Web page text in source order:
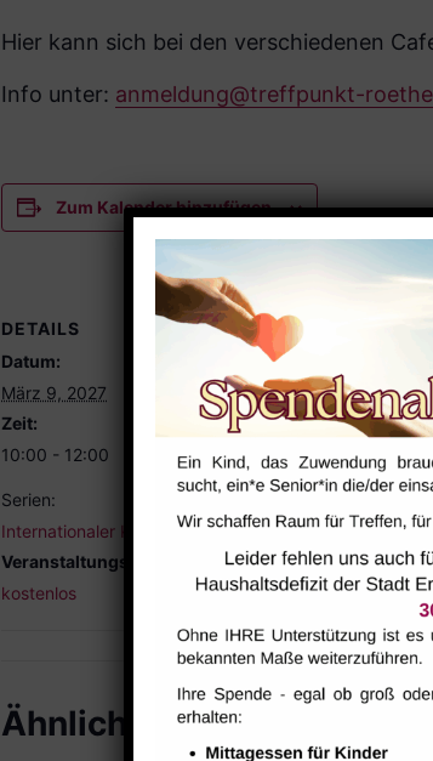
Hier kann sich bei den verschiede­nen
Info unter: anmeldung@treffpunkt-
Zum Kalender hinzufügen
DETAILS
Datum:
März 9, 2027
Zeit:
10:00 - 12:00
Serien:
Internationaler Kaffeetreff
Veranstaltungskategorie:
kostenlos
Foyer
Ähnliche Veranstaltungen